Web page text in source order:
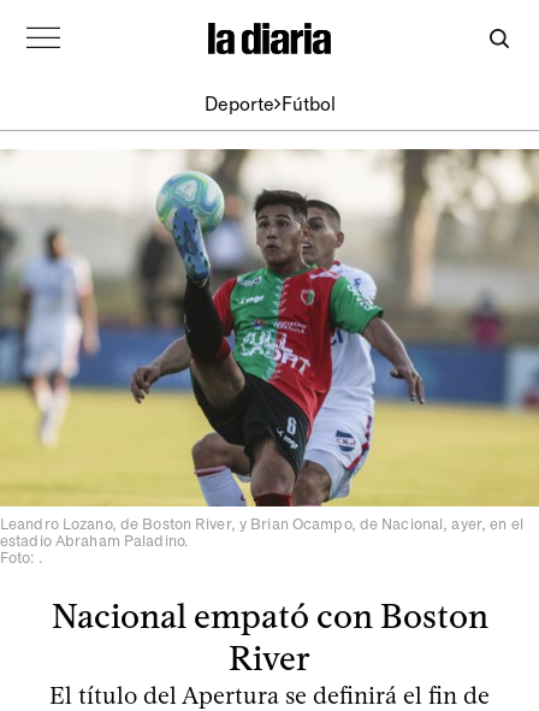
Deporte Fútbol
Leandro Lozano, de Boston River, y Brian Ocampo, de Nacional, ayer, en el
estadio Abraham Paladino.
Foto: .
Nacional empató con Boston
River
El título del Apertura se definirá el fin de